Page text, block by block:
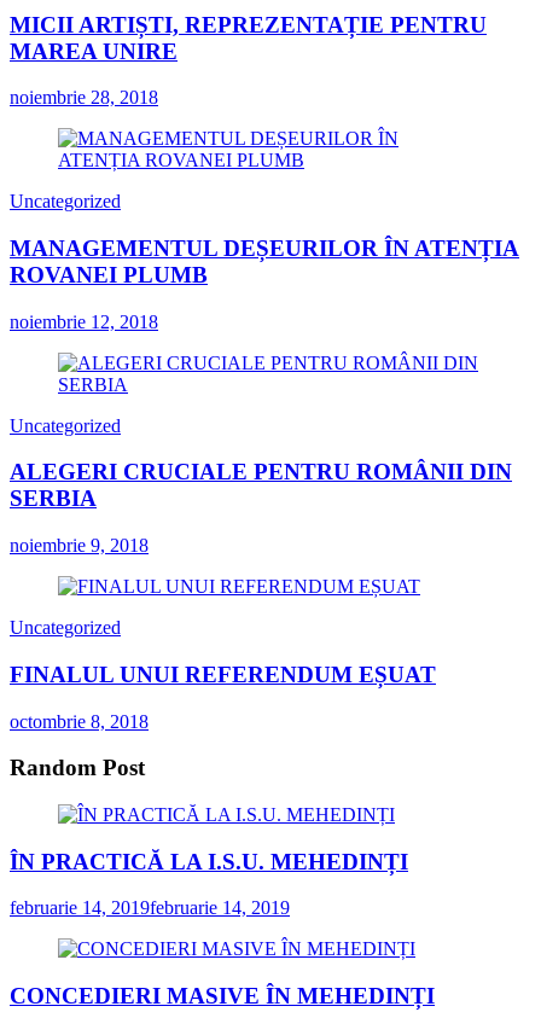
MICII ARTIȘTI, REPREZENTAȚIE PENTRU
MAREA UNIRE
noiembrie 28, 2018
Uncategorized
MANAGEMENTUL DEȘEURILOR ÎN ATENȚIA
ROVANEI PLUMB
noiembrie 12, 2018
Uncategorized
ALEGERI CRUCIALE PENTRU ROMÂNII DIN
SERBIA
noiembrie 9, 2018
Uncategorized
FINALUL UNUI REFERENDUM EȘUAT
octombrie 8, 2018
Random Post
ÎN PRACTICĂ LA I.S.U. MEHEDINȚI
februarie 14, 2019februarie 14, 2019
CONCEDIERI MASIVE ÎN MEHEDINȚI